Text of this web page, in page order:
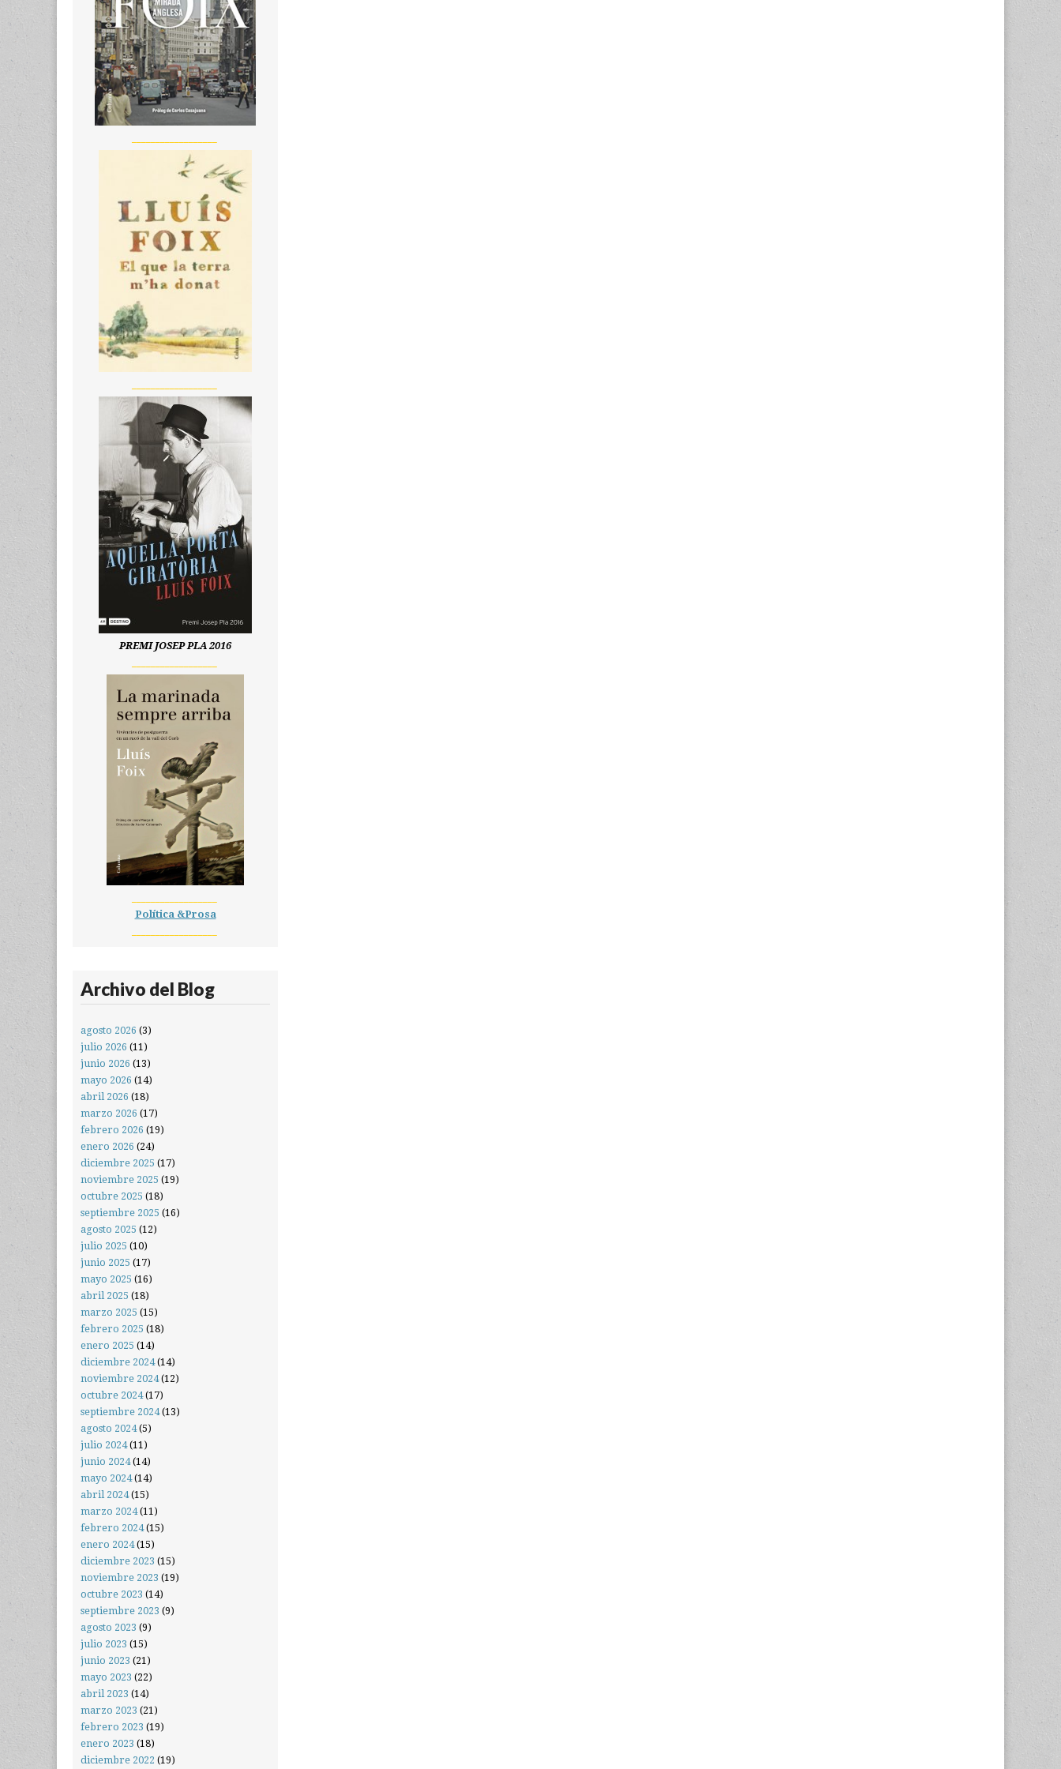
PREMI JOSEP PLA 2016
Política &Prosa
Archivo del Blog
agosto 2026 (3)
julio 2026 (11)
junio 2026 (13)
mayo 2026 (14)
abril 2026 (18)
marzo 2026 (17)
febrero 2026 (19)
enero 2026 (24)
diciembre 2025 (17)
noviembre 2025 (19)
octubre 2025 (18)
septiembre 2025 (16)
agosto 2025 (12)
julio 2025 (10)
junio 2025 (17)
mayo 2025 (16)
abril 2025 (18)
marzo 2025 (15)
febrero 2025 (18)
enero 2025 (14)
diciembre 2024(14)
noviembre 2024(12)
octubre 2024(17)
septiembre 2024(13)
agosto 2024(5)
julio 2024(11)
junio 2024(14)
mayo 2024(14)
abril 2024(15)
marzo 2024(11)
febrero 2024(15)
enero 2024(15)
diciembre 2023 (15)
noviembre 2023 (19)
octubre 2023 (14)
septiembre 2023 (9)
agosto 2023 (9)
julio 2023 (15)
junio 2023 (21)
mayo 2023 (22)
abril 2023 (14)
marzo 2023 (21)
febrero 2023 (19)
enero 2023 (18)
diciembre 2022 (19)